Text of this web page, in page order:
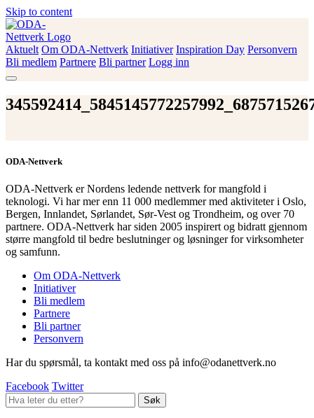
Skip to content
ODA-Nettverk
Aktuelt Om ODA-Nettverk Initiativer Inspiration Day Personvern
Bli medlem Partnere Bli partner Logg inn
ODA-Nettverk
ODA-Nettverk er Nordens ledende nettverk for mangfold i
teknologi. Vi har mer enn 11 000 medlemmer med aktiviteter i Oslo,
Bergen, Innlandet, Sørlandet, Sør-Vest og Trondheim, og over 70
partnere. ODA-Nettverk har siden 2005 inspirert og bidratt gjennom
større mangfold til bedre beslutninger og løsninger for virksomheter
og samfunn.
Om ODA-Nettverk
Initiativer
Bli medlem
Partnere
Bli partner
Personvern
Har du spørsmål, ta kontakt med oss på info@odanettverk.no
Facebook Twitter